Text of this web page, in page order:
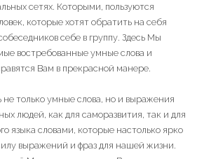
сетях. Которыми, пользуются
которые хотят обратить на себя
себе в группу. Здесь Мы
востребованные умные слова и
Вам в прекрасной манере.
не только умные слова, но и выражения
людей, как для саморазвития, так и для
языка словами, которые настолько ярко
выражений и фраз для нашей жизни.